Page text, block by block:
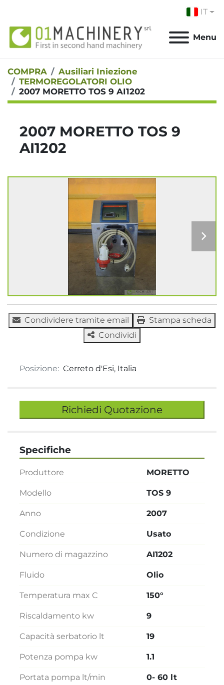
IT
Menu
COMPRA
Ausiliari Iniezione
TERMOREGOLATORI OLIO
2007 MORETTO TOS 9 AI1202
2007 MORETTO TOS 9
AI1202
Condividere tramite email
Stampa scheda
Condividi
Posizione: Cerreto d'Esi, Italia
Richiedi Quotazione
Specifiche
Produttore MORETTO
Modello TOS 9
Anno 2007
Condizione Usato
Numero di magazzino AI1202
Fluido Olio
Temperatura max C 150°
Riscaldamento kw 9
Capacità serbatorio lt 19
Potenza pompa kw 1.1
Portata pompa lt/min 0- 60 lt